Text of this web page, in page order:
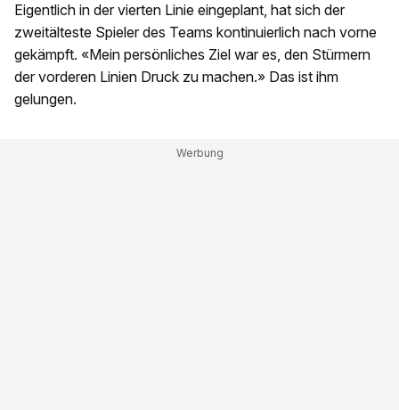
Eigentlich in der vierten Linie eingeplant, hat sich der
zweitälteste Spieler des Teams kontinuierlich nach vorne
gekämpft. «Mein persönliches Ziel war es, den Stürmern
der vorderen Linien Druck zu machen.» Das ist ihm
gelungen.